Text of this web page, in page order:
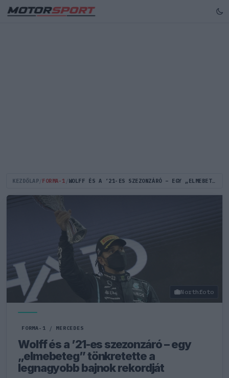
KEZDŐLAP FORMA-1 WOLFF ÉS A ’21-ES SZEZONZÁRÓ – EGY „ELMEBETEG” TÖNKRETETTE A LEGNAGYOBB BAJNOK REKORDJÁT
Northfoto
FORMA-1 / MERCEDES
Wolff és a ’21-es szezonzáró – egy
„elmebeteg” tönkretette a
legnagyobb bajnok rekordját